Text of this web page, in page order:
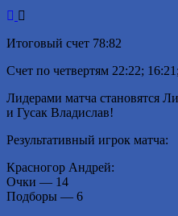
Итоговый счет 78:82
Счет по четвертям 22:22;
Лидерами матча становятся
и Гусак Владислав!
Результативный игрок матча:
Красногор Андрей:
Очки — 14
Подборы — 6